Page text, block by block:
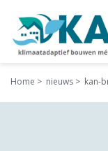
Home nieuws kan-